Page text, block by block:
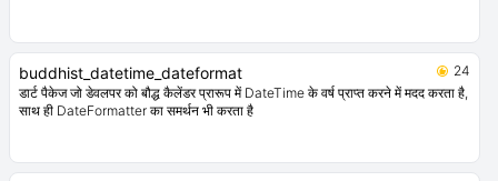
buddhist_datetime_dateformat
24
डार्ट पैकेज जो डेवलपर को बौद्ध कैलेंडर प्रारूप में DateTime के वर्ष प्राप्त करने में मदद करता है,
साथ ही DateFormatter का समर्थन भी करता है